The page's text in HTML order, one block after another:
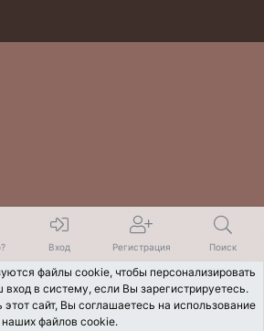
Вход Регистрация Поиск
файлы cookie, чтобы персонализировать
вход в систему, если Вы зарегистрируетесь.
сайт, Вы соглашаетесь на использование
наших файлов cookie.